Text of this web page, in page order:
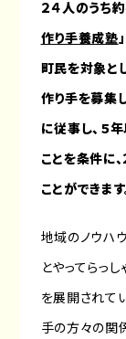
２４人のうち
作り手養成塾」
町民を対象と
作り手を募集
に従事し、５
ことを条件に
ことができます
地域のノウハ
とやってらっ
を展開されて
手の方々の関